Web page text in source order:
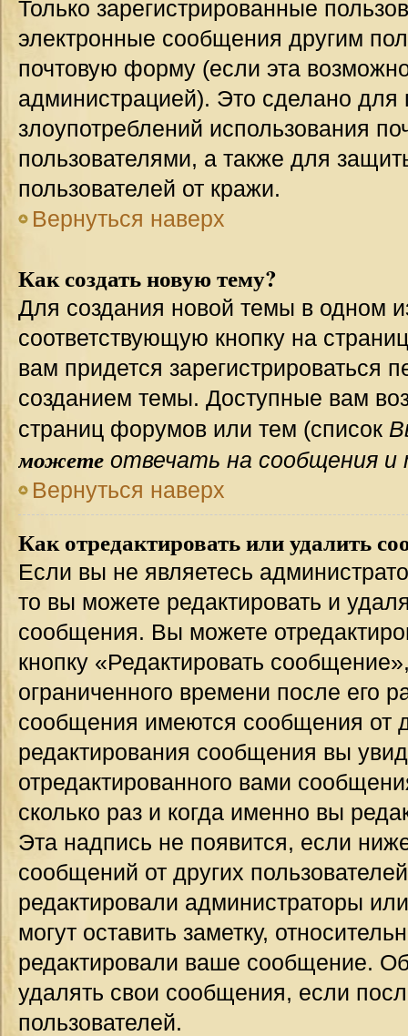
Только зарегистрированные
электронные сообщения другим
почтовую форму (если эта
администрацией). Это сделано для
злоупотреблений использования
пользователями, а также для
пользователей от кражи.
Вернуться наверх
Как создать новую тему?
Для создания новой темы в одном
соответствующую кнопку на
вам придется зарегистрироваться
созданием темы. Доступные вам
страниц форумов или тем (список
можете отвечать на сообщения и
Вернуться наверх
Как отредактировать или удалить
Если вы не являетесь
то вы можете редактировать и
сообщения. Вы можете
кнопку «Редактировать
ограниченного времени после его
сообщения имеются сообщения от
редактирования сообщения вы
отредактированного вами
сколько раз и когда именно вы
Эта надпись не появится, если
сообщений от других
редактировали администраторы
могут оставить заметку,
редактировали ваше сообщение.
удалять свои сообщения, если
пользователей.